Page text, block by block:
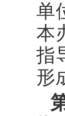
单
本
指
形